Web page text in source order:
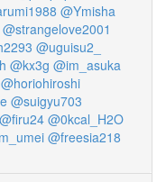
@Ymisha
@strangelove2001
@uguisu2_
@kx3g @im_asuka
@horiohiroshi
@suigyu703
@firu24 @0kcal_H2O
@freesia218